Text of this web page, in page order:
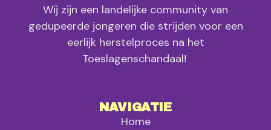
Wij zijn een landelijke community van
gedupeerde jongeren die strijden voor een
eerlijk herstelproces na het
Toeslagenschandaal!
NAVIGATIE
Home